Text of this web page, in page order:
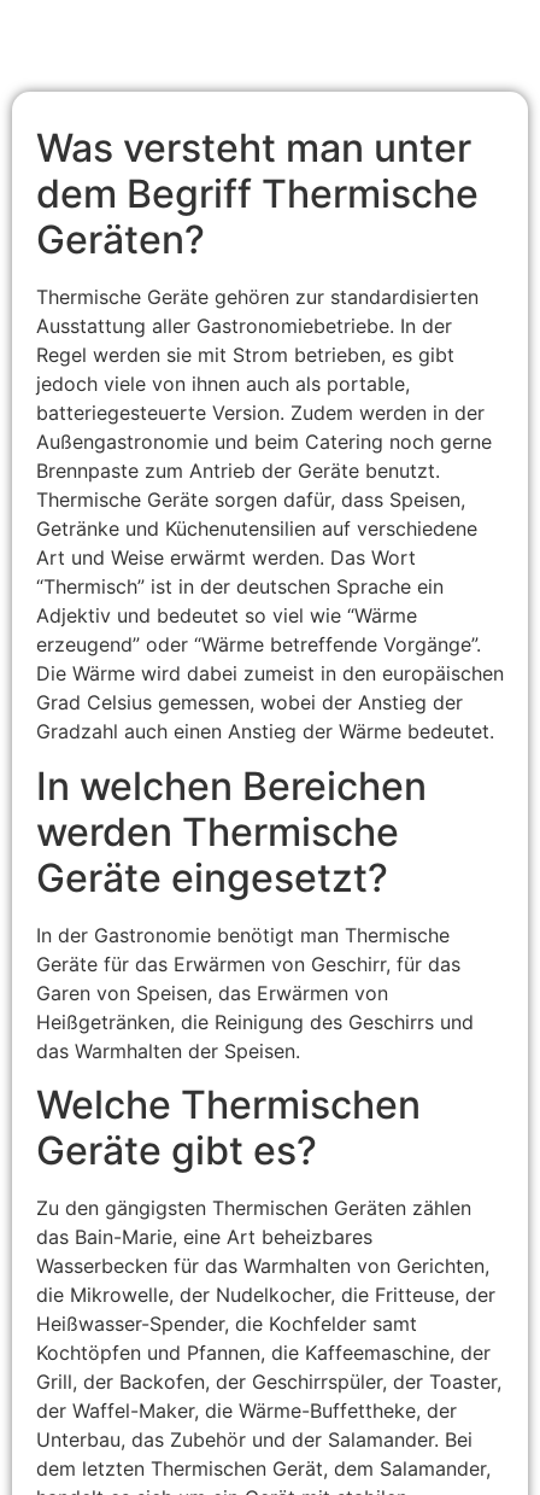
Was versteht man unter
dem Begriff Thermische
Geräten?
Thermische Geräte gehören zur standardisierten
Ausstattung aller Gastronomiebetriebe. In der
Regel werden sie mit Strom betrieben, es gibt
jedoch viele von ihnen auch als portable,
batteriegesteuerte Version. Zudem werden in der
Außengastronomie und beim Catering noch gerne
Brennpaste zum Antrieb der Geräte benutzt.
Thermische Geräte sorgen dafür, dass Speisen,
Getränke und Küchenutensilien auf verschiedene
Art und Weise erwärmt werden. Das Wort
“Thermisch” ist in der deutschen Sprache ein
Adjektiv und bedeutet so viel wie “Wärme
erzeugend” oder “Wärme betreffende Vorgänge”.
Die Wärme wird dabei zumeist in den europäischen
Grad Celsius gemessen, wobei der Anstieg der
Gradzahl auch einen Anstieg der Wärme bedeutet.
In welchen Bereichen
werden Thermische
Geräte eingesetzt?
In der Gastronomie benötigt man Thermische
Geräte für das Erwärmen von Geschirr, für das
Garen von Speisen, das Erwärmen von
Heißgetränken, die Reinigung des Geschirrs und
das Warmhalten der Speisen.
Welche Thermischen
Geräte gibt es?
Zu den gängigsten Thermischen Geräten zählen
das Bain-Marie, eine Art beheizbares
Wasserbecken für das Warmhalten von Gerichten,
die Mikrowelle, der Nudelkocher, die Fritteuse, der
Heißwasser-Spender, die Kochfelder samt
Kochtöpfen und Pfannen, die Kaffeemaschine, der
Grill, der Backofen, der Geschirrspüler, der Toaster,
der Waffel-Maker, die Wärme-Buffettheke, der
Unterbau, das Zubehör und der Salamander. Bei
dem letzten Thermischen Gerät, dem Salamander,